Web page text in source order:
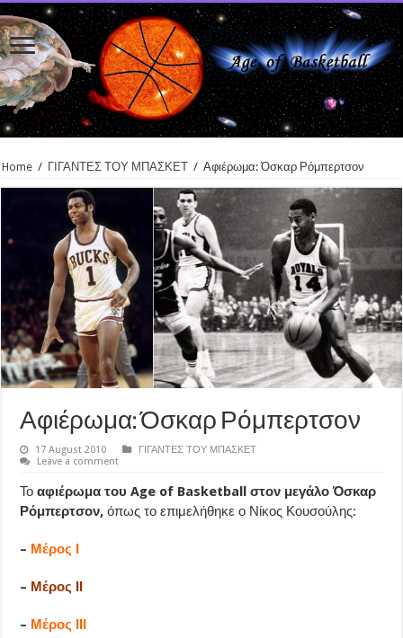
Home / ΓΙΓΑΝΤΕΣ ΤΟΥ ΜΠΑΣΚΕΤ / Αφιέρωμα: Όσκαρ Ρόμπερτσον
Αφιέρωμα: Όσκαρ Ρόμπερτσον
17 August 2010
ΓΙΓΑΝΤΕΣ ΤΟΥ ΜΠΑΣΚΕΤ
Leave a comment
Τοαφιέρωμα του Age of Basketball στον μεγάλο Όσκαρ
Ρόμπερτσον, όπως το επιμελήθηκε ο Νίκος Κουσούλης:
– Μέρος Ι
– Μέρος ΙΙ
– Μέρος ΙΙΙ